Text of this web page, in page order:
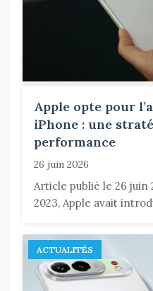
Apple opte pour
iPhone : une
performance
26 juin 2026
Article publié le 26 juin
2023, Apple avait
ACTUALITÉS